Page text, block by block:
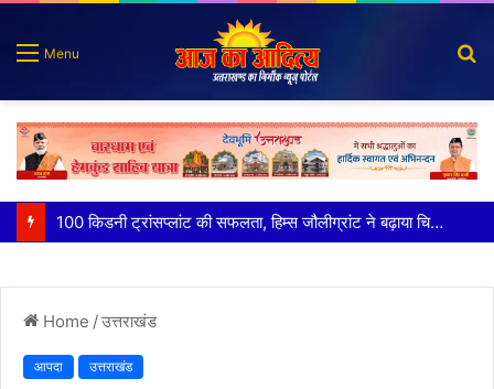
Menu
पात्र लोगों को सरकारी योजनाओं का सीधे मिल रहा लाभः धामी
Home /उत्तराखंड
आपदा उत्तराखंड